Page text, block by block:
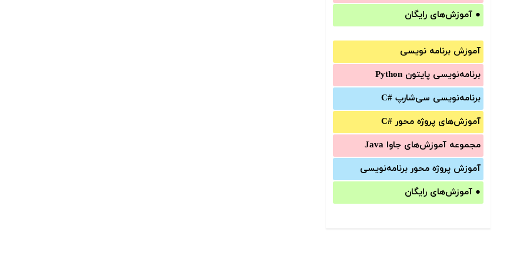
● آموزش‌های رایگان
آموزش برنامه نویسی
برنامه‌نویسی پایتون Python
برنامه‌‌نویسی سی‌شارپ C#‎
آموزش‌های پروژه محور #C
مجموعه آموزش‌های جاوا Java
آموزش‌ پروژه محور برنامه‌نویسی
● آموزش‌های رایگان